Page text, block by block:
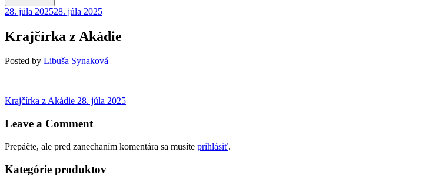
28. júla 202528. júla 2025
Krajčírka z Akádie
Posted by Libuša Synaková
Navigácia
v
Krajčírka z Akádie Previous
28. júla 2025
Leave a Comment
Prepáčte, ale pred zanechaním komentára sa musíte prihlásiť.
Kategórie produktov